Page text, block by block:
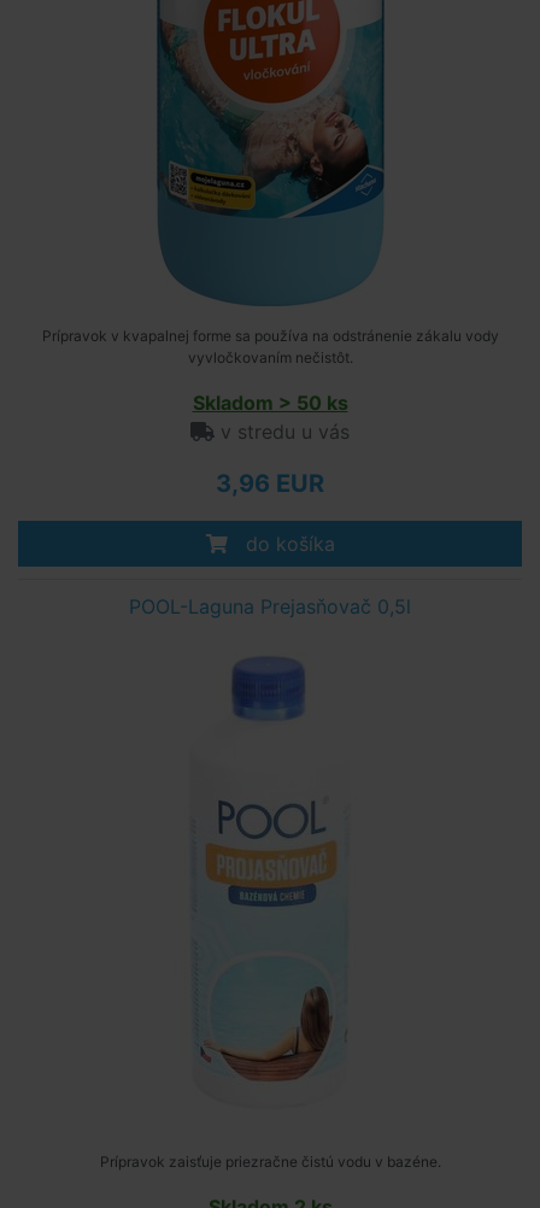
Prípravok v kvapalnej forme sa používa na odstránenie zákalu vody
vyvločkovaním nečistôt.
Skladom > 50 ks
v stredu u vás
3,96 EUR
do košíka
POOL-Laguna Prejasňovač 0,5l
Prípravok zaisťuje priezračne čistú vodu v bazéne.